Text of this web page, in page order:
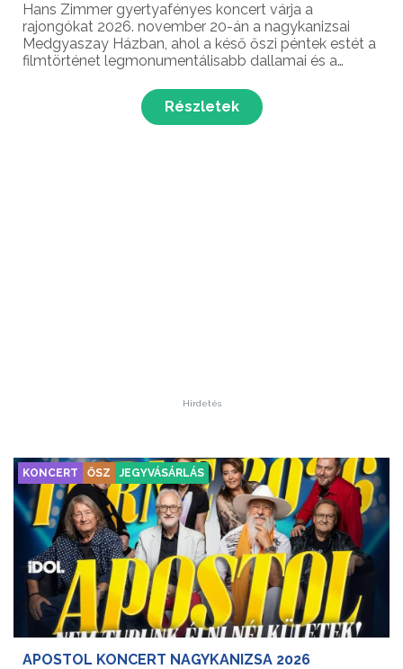
Hans Zimmer gyertyafényes koncert várja a
rajongókat 2026. november 20-án a nagykanizsai
Medgyaszay Házban, ahol a késő őszi péntek estét a
filmtörténet legmonumentálisabb dallamai és a
köntösbe. A hollywoodi szuperprodukciók ünnepelt
mesterének fülbemász...Részletek
Hirdetés
KONCERT ŐSZ JEGYVÁSÁRLÁS
APOSTOL KONCERT NAGYKANIZSA 2026